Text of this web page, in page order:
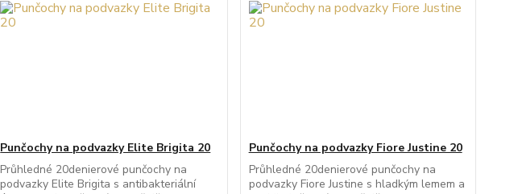
Punčochy na podvazky Elite Brigita 20
Průhledné 20denierové punčochy na
podvazky Elite Brigita s antibakteriální
Punčochy na podvazky Fiore Justine 20
Průhledné 20denierové punčochy na
podvazky Fiore Justine s hladkým lemem a